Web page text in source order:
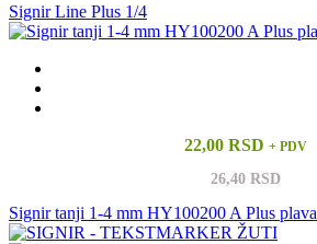
Signir Line Plus 1/4
22,00 RSD + PDV
26,40 RSD
Signir tanji 1-4 mm HY100200 A Plus plava